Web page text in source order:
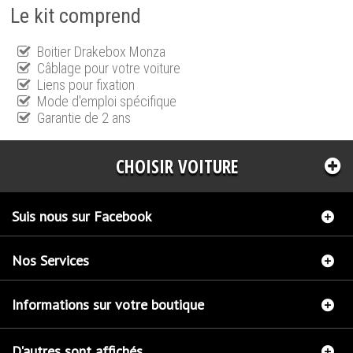
Le kit comprend
Boitier Drakebox Monza
Câblage pour votre voiture
Liens pour fixation
Mode d'emploi spécifique
Garantie de 2 ans
CHOISIR VOITURE
Suis nous sur Facebook
Nos Services
Informations sur votre boutique